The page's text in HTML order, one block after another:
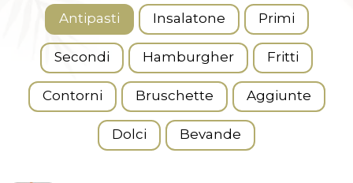
Antipasti Insalatone Primi
Secondi Hamburgher Fritti
Contorni Bruschette Aggiunte
Dolci Bevande